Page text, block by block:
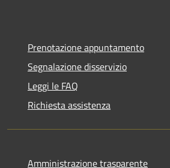
Prenotazione appuntamento
Segnalazione disservizio
Leggi le FAQ
Richiesta assistenza
Amministrazione trasparente